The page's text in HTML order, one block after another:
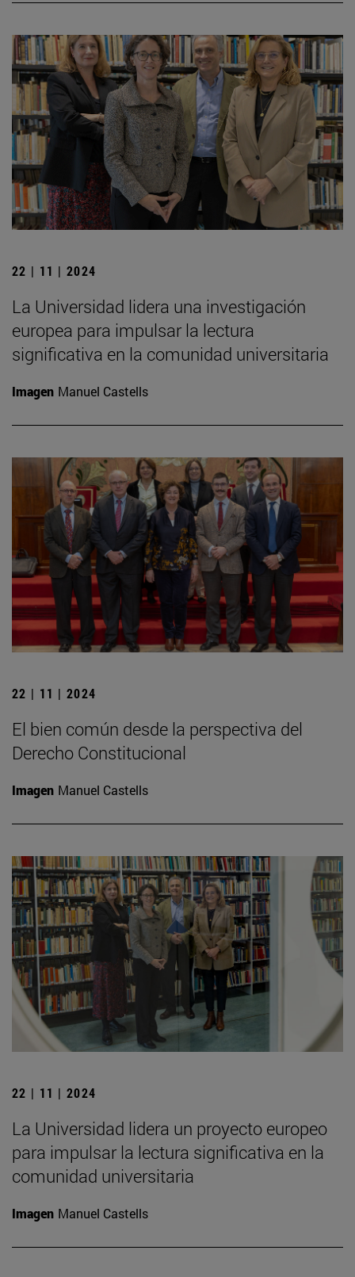
22 | 11 | 2024
La Universidad lidera una investigación
europea para impulsar la lectura
significativa en la comunidad universitaria
Imagen Manuel Castells
22 | 11 | 2024
El bien común desde la perspectiva del
Derecho Constitucional
Imagen Manuel Castells
22 | 11 | 2024
La Universidad lidera un proyecto europeo
para impulsar la lectura significativa en la
comunidad universitaria
Imagen Manuel Castells